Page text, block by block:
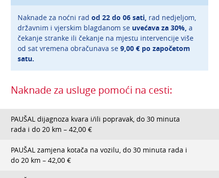
Naknade za noćni radod 22 do 06 sati, rad nedjeljom,
državnim i vjerskim blagdanom se uvećava za 30%,a
čekanje stranke ili čekanje na mjestu intervencije više
od sat vremena obračunava se9,00 € po započetom
satu.
Naknade za usluge pomoći na cesti:
PAUŠAL dijagnoza kvara i/ili popravak, do 30 minuta
rada i do 20 km – 42,00 €
PAUŠAL zamjena kotača na vozilu, do 30 minuta rada i
do 20 km – 42,00 €